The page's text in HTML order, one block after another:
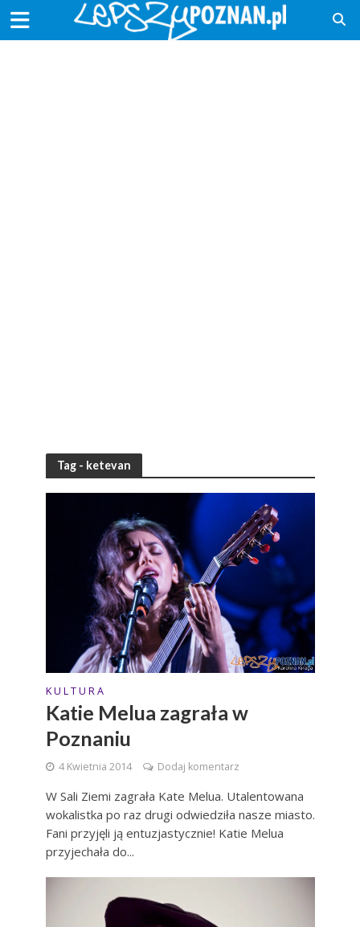
Tag - ketevan
K U L T U R A
Katie Melua zagrała w
Poznaniu
4 Kwietnia 2014 Dodaj komentarz
W Sali Ziemi zagrała Kate Melua. Utalentowana
wokalistka po raz drugi odwiedziła nasze miasto.
Fani przyjęli ją entuzjastycznie! Katie Melua
przyjechała do...